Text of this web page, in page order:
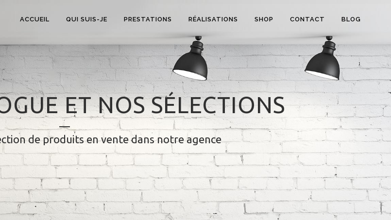
ACCUEIL QUI SUIS-JE PRESTATIONS RÉALISATIONS SHOP CONTACT BLOG
ET NOS SÉLECTIONS
de produits en vente dans notre agence